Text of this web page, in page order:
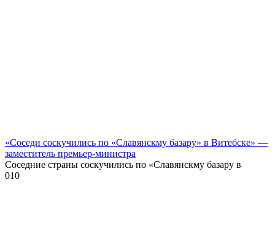
«Соседи соскучились по «Славянскму базару» в Витебске» —
заместитель премьер-министра
Соседние страны соскучились по «Славянскму базару в
010